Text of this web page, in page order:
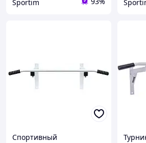
Sportim
Cпортивный